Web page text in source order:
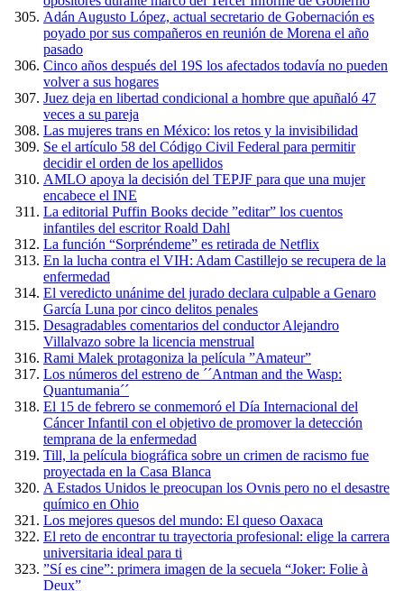
Adán Augusto López, actual secretario de Gobernación es
poyado por sus compañeros en reunión de Morena el año
pasado
Cinco años después del 19S los afectados todavía no pueden
volver a sus hogares
Juez deja en libertad condicional a hombre que apuñaló 47
veces a su pareja
Las mujeres trans en México: los retos y la invisibilidad
Se el artículo 58 del Código Civil Federal para permitir
decidir el orden de los apellidos
AMLO apoya la decisión del TEPJF para que una mujer
encabece el INE
La editorial Puffin Books decide ”editar” los cuentos
infantiles del escritor Roald Dahl
La función “Sorpréndeme” es retirada de Netflix
En la lucha contra el VIH: Adam Castillejo se recupera de la
enfermedad
El veredicto unánime del jurado declara culpable a Genaro
García Luna por cinco delitos penales
Desagradables comentarios del conductor Alejandro
Villalvazo sobre la licencia menstrual
Rami Malek protagoniza la película ”Amateur”
Los números del estreno de ´´Antman and the Wasp:
Quantumania´´
El 15 de febrero se conmemoró el Día Internacional del
Cáncer Infantil con el objetivo de promover la detección
temprana de la enfermedad
Till, la película biográfica sobre un crimen de racismo fue
proyectada en la Casa Blanca
A Estados Unidos le preocupan los Ovnis pero no el desastre
químico en Ohio
Los mejores quesos del mundo: El queso Oaxaca
El reto de encontrar tu trayectoria profesional: elige la carrera
universitaria ideal para ti
”Sí es cine”: primera imagen de la secuela “Joker: Folie à
Deux”